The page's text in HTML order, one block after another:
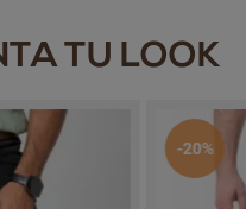
TU LOOK
-20%